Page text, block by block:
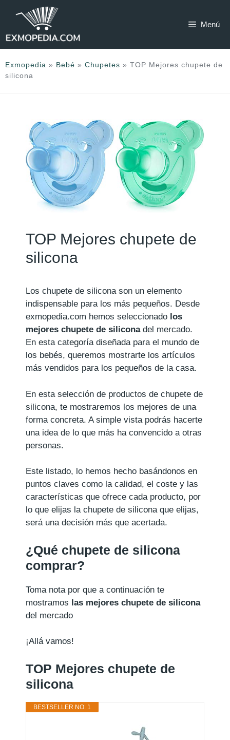
Menú
Exmopedia » Bebé » Chupetes » TOP Mejores chupete de
silicona
TOP Mejores chupete de
silicona
Los chupete de silicona son un elemento
indispensable para los más pequeños. Desde
exmopedia.com hemos seleccionado los
mejores chupete de siliconadel mercado.
En esta categoría diseñada para el mundo de
los bebés, queremos mostrarte los artículos
más vendidos para los pequeños de la casa.
En esta selección de productos de chupete de
silicona, te mostraremos los mejores de una
forma concreta. A simple vista podrás hacerte
una idea de lo que más ha convencido a otras
personas.
Este listado, lo hemos hecho basándonos en
puntos claves como la calidad, el coste y las
características que ofrece cada producto, por
lo que elijas la chupete de silicona que elijas,
será una decisión más que acertada.
¿Qué chupete de silicona
comprar?
Toma nota por que a continuación te
mostramos las mejores chupete de silicona
del mercado
¡Allá vamos!
TOP Mejores chupete de
silicona
BESTSELLER NO. 1